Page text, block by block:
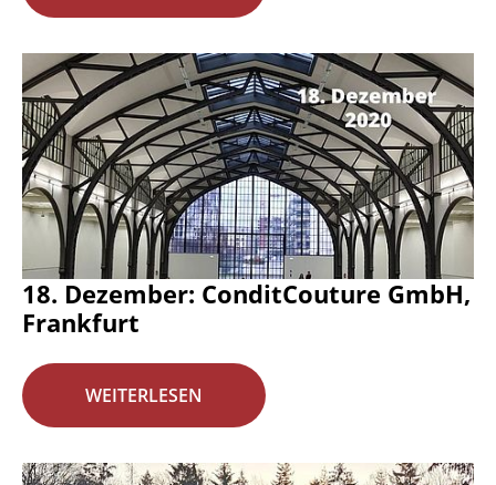
18. Dezember: ConditCouture GmbH,
Frankfurt
WEITERLESEN